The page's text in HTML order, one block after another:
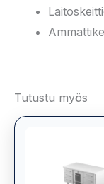
Tutustu myös